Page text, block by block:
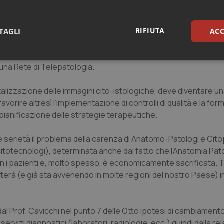
operatori.
possa essere esperto in tutti i campi della scienza
spesso per organi o distretti. Pertanto, gli
e alla base delle consulenze tra isto (cito) patologi,
Rete di Telepatologia.
delle immagini cito-istologiche, deve diventare
altresì l’implementazione di controlli di qualità e la
delle strategie terapeutiche.
il problema della carenza di Anatomo-Patologi e
determinata anche dal fatto che l’Anatomia
i pazienti e, molto spesso, è economicamente sacrificata.
(e già sta avvenendo in molte regioni del nostro Paese)
Prof. Cavicchi nel punto 7 delle Otto ipotesi di
RIFIUTA
Statistici
a rendere fruibile il sito web abilitandone funzionalità di base quali la
del sito. Il sito web non è in grado di funzionare correttamente senza questi
Fornitore/Dominio Scadenza
Descrizione
del visitatore riguardo a varie
impostazioni sulla privacy,